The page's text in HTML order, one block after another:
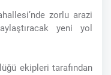
zorlu arazi
yeni yol
ekipleri tarafından